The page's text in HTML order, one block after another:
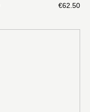
€62.50